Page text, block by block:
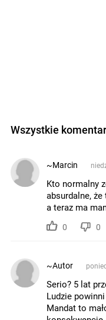
Wszystkie
~Marcin
Kto normalny
absurdalne,
a teraz ma
0 0
~Autor
Serio? 5 lat
Ludzie
Mandat to